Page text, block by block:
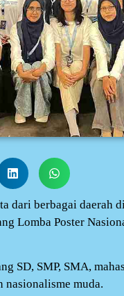
dari berbagai daerah
Lomba Poster
SD, SMP, SMA,
nasionalisme muda.